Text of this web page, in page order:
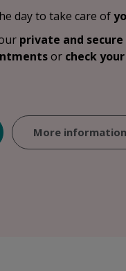
day to take care of
private and secure
or check
More information